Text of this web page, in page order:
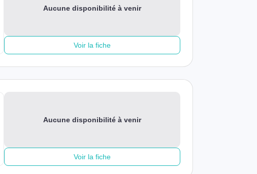
Aucune disponibilité à venir
Voir la fiche
Aucune disponibilité à venir
Voir la fiche